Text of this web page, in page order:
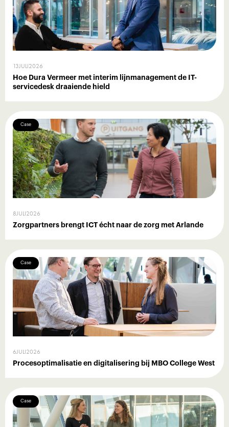
13JULI2026
Hoe Dura Vermeer met interim lijnmanagement de IT-
servicedesk draaiende hield
Case
8JULI2026
Zorgpartners brengt ICT écht naar de zorg met Arlande
Case
6JULI2026
Procesoptimalisatie en digitalisering bij MBO College West
Case